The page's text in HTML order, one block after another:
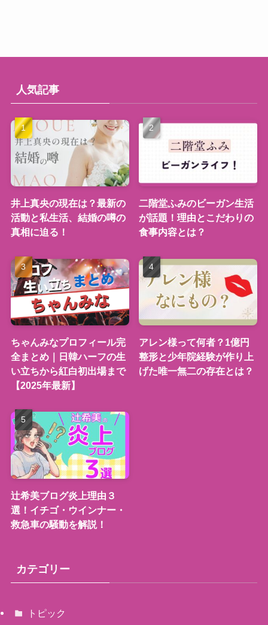
人気記事
井上真央の現在は？最新の
活動と私生活、結婚の噂の
真相に迫る！
二階堂ふみのビーガン生活
が話題！理由とこだわりの
食事内容とは？
ちゃんみなプロフィール完
全まとめ｜日韓ハーフの生
い立ちから紅白初出場まで
【2025年最新】
アレン様って何者？1億円
整形と少年院経験が作り上
げた唯一無二の存在とは？
辻希美ブログ炎上理由３
選！イチゴ・ウインナー・
救急車の騒動を解説！
カテゴリー
トピック